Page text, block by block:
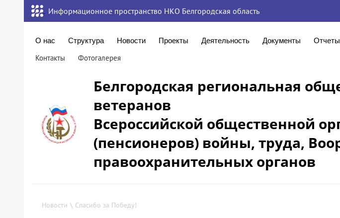
Информационное пространство НКО Белгородская область
О нас Структура Новости Проекты Деятельность Документы Отчеты
Контакты Фотогалерея
Белгородская региональная
ветеранов
Всероссийской общественной
(пенсионеров) войны, труда,
правоохранительных органов
Новости \ Спасибо за Победу!